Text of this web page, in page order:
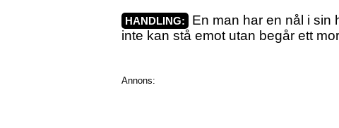
HANDLING:
En man har en nål i sin
inte kan stå emot utan begår ett
Annons: